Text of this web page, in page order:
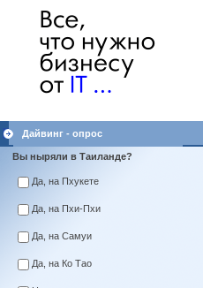
Дайвинг - опрос
Вы ныряли в Таиланде?
Да, на Пхукете
Да, на Пхи-Пхи
Да, на Самуи
Да, на Ко Тао